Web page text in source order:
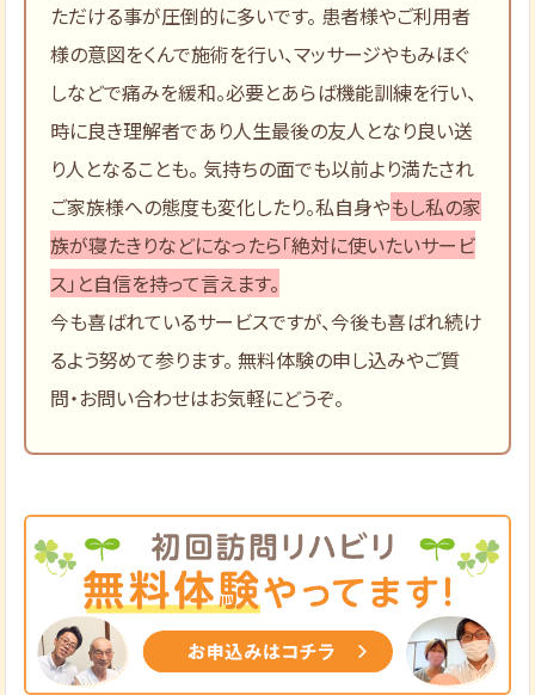
ただける事が圧倒的に多いです。 患者様やご利用者
様の意図をくんで施術を行い、マッサージやもみほぐ
しなどで痛みを緩和。必要とあらば機能訓練を行い、
時に良き理解者であり人生最後の友人となり良い送
り人となることも。 気持ちの面でも以前より満たされ
ご家族様への態度も変化したり。私自身やもし私の家
族が寝たきりなどになったら「絶対に使いたいサービ
ス」と自信を持って言えます。
今も喜ばれているサービスですが、今後も喜ばれ続け
るよう努めて参ります。 無料体験の申し込みやご質
問・お問い合わせはお気軽にどうぞ。